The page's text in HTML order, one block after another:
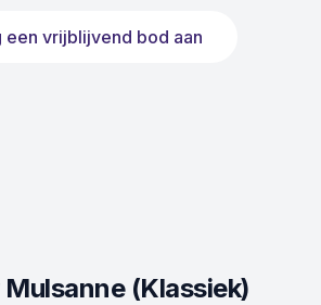
een vrijblijvend bod aan
(Klassiek)